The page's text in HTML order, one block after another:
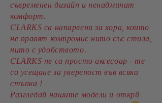
съвременен дизайн и ненадминат
комфорт.
CLARKS са напарвени за хора, които
не правят компромис нито със стила,
нито с удобството.
CLARKS не са просто аксесоар - те
са усещане за увереност във всяка
стъпка !
Разгледай нашите модели и открй